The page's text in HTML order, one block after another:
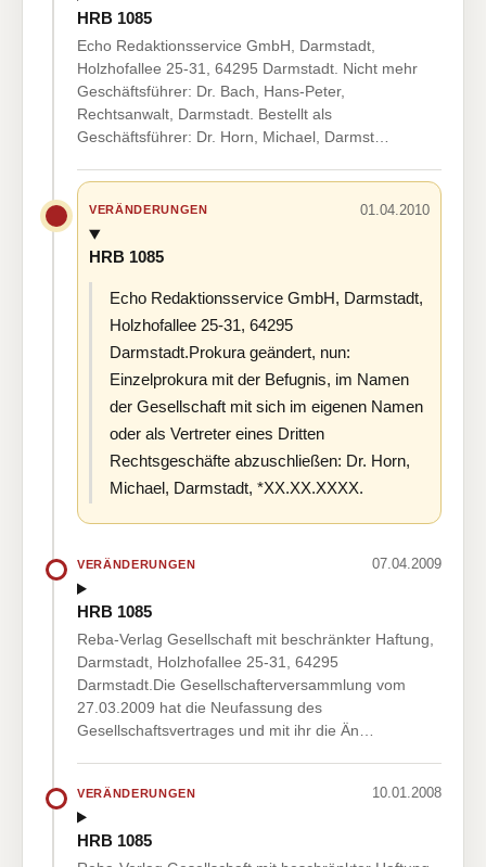
HRB 1085
Echo Redaktionsservice GmbH, Darmstadt,
Holzhofallee 25-31, 64295 Darmstadt. Nicht mehr
Geschäftsführer: Dr. Bach, Hans-Peter,
Rechtsanwalt, Darmstadt. Bestellt als
Geschäftsführer: Dr. Horn, Michael, Darmst…
VERÄNDERUNGEN 01.04.2010
HRB 1085
Echo Redaktionsservice GmbH, Darmstadt,
Holzhofallee 25-31, 64295
Darmstadt.Prokura geändert, nun:
Einzelprokura mit der Befugnis, im Namen
der Gesellschaft mit sich im eigenen Namen
oder als Vertreter eines Dritten
Rechtsgeschäfte abzuschließen: Dr. Horn,
Michael, Darmstadt, *XX.XX.XXXX.
VERÄNDERUNGEN 07.04.2009
HRB 1085
Reba-Verlag Gesellschaft mit beschränkter Haftung,
Darmstadt, Holzhofallee 25-31, 64295
Darmstadt.Die Gesellschafterversammlung vom
27.03.2009 hat die Neufassung des
Gesellschaftsvertrages und mit ihr die Än…
VERÄNDERUNGEN 10.01.2008
HRB 1085